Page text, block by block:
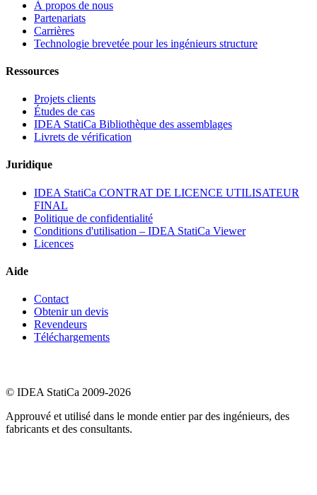
À propos de nous
Partenariats
Carrières
Technologie brevetée pour les ingénieurs structure
Ressources
Projets clients
Études de cas
IDEA StatiCa Bibliothèque des assemblages
Livrets de vérification
Juridique
IDEA StatiCa CONTRAT DE LICENCE UTILISATEUR
FINAL
Politique de confidentialité
Conditions d'utilisation – IDEA StatiCa Viewer
Licences
Aide
Contact
Obtenir un devis
Revendeurs
Téléchargements
© IDEA StatiCa 2009-2026
Approuvé et utilisé dans le monde entier par des ingénieurs, des
fabricants et des consultants.